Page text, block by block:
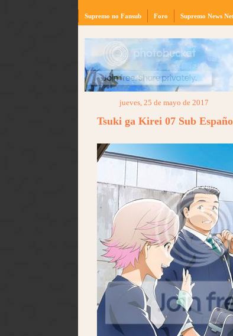
Supremo no Fansub Foro Supremo News
jueves, 25 de mayo de 2017
Tsuki ga Kirei 07 Sub